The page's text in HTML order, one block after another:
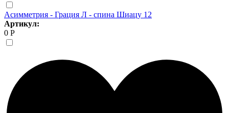
Асимметрия - Грация Л - спина Шиацу 12
Артикул:
0 Р